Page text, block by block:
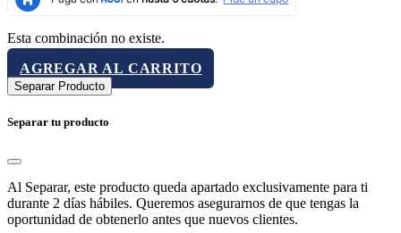
Esta combinación no existe.
AGREGAR AL CARRITO
Separar Producto
Separar tu producto
Al Separar, este producto queda apartado exclusivamente para ti
durante 2 días hábiles. Queremos asegurarnos de que tengas la
oportunidad de obtenerlo antes que nuevos clientes.